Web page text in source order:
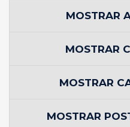
MOSTRAR
MOSTRAR
MOSTRAR
MOSTRAR